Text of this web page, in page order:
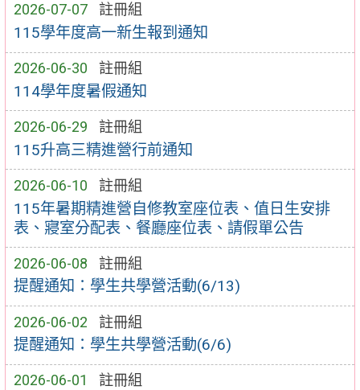
2026-07-07 註冊組
115學年度高一新生報到通知
2026-06-30 註冊組
114學年度暑假通知
2026-06-29 註冊組
115升高三精進營行前通知
2026-06-10 註冊組
115年暑期精進營自修教室座位表、值日生安排
表、寢室分配表、餐廳座位表、請假單公告
2026-06-08 註冊組
提醒通知：學生共學營活動(6/13)
2026-06-02 註冊組
提醒通知：學生共學營活動(6/6)
2026-06-01 註冊組